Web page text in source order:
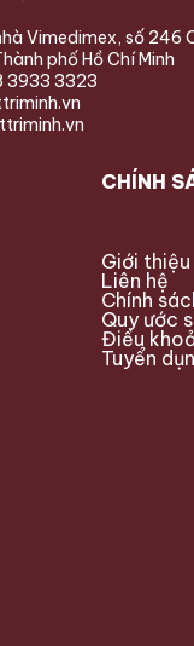
Vimedimex, số 246
phố Hồ Chí Minh
3933 3323
CHÍNH
Giới thiệu
Liên hệ
Chính
Quy ước
Điều
Tuyển